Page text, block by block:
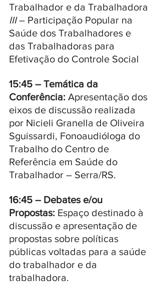
Trabalhador e da Trabalhadora
III – Participação Popular na
Saúde dos Trabalhadores e
das Trabalhadoras para
Efetivação do Controle Social
15:45 – Temática da
Conferência: Apresentação dos
eixos de discussão realizada
por Nicieli Granella de Oliveira
Sguissardi, Fonoaudióloga do
Trabalho do Centro de
Referência em Saúde do
Trabalhador – Serra/RS.
16:45 – Debates e/ou
Propostas: Espaço destinado à
discussão e apresentação de
propostas sobre políticas
públicas voltadas para a saúde
do trabalhador e da
trabalhadora.